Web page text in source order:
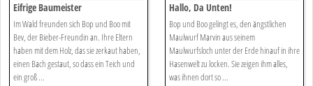
Eifrige Baumeister
Im Wald freunden sich Bop und Boo mit
Bev, der Bieber-Freundin an. Ihre Eltern
haben mit dem Holz, das sie zerkaut haben,
einen Bach gestaut, so dass ein Teich und
ein groß ...
Hallo, Da Unten!
Bop und Boo gelingt es, den ängstlichen
Maulwurf Marvin aus seinem
Maulwurfsloch unter der Erde hinauf in ihre
Hasenwelt zu locken. Sie zeigen ihm alles,
was ihnen dort so ...